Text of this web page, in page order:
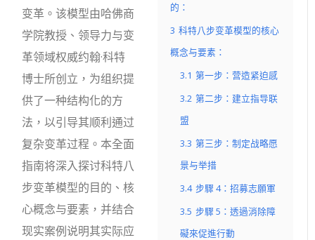
的：
3 科特八步变革模型的核心
概念与要素：
3.1 第一步：营造紧迫感
3.2 第二步：建立指导联
盟
3.3 第三步：制定战略愿
景与举措
3.4 步驟 4：招募志願軍
3.5 步驟 5：透過消除障
礙來促進行動
变革。该模型由哈佛商
学院教授、领导力与变
革领域权威约翰·科特
博士所创立，为组织提
供了一种结构化的方
法，以引导其顺利通过
复杂变革过程。本全面
指南将深入探讨科特八
步变革模型的目的、核
心概念与要素，并结合
现实案例说明其实际应